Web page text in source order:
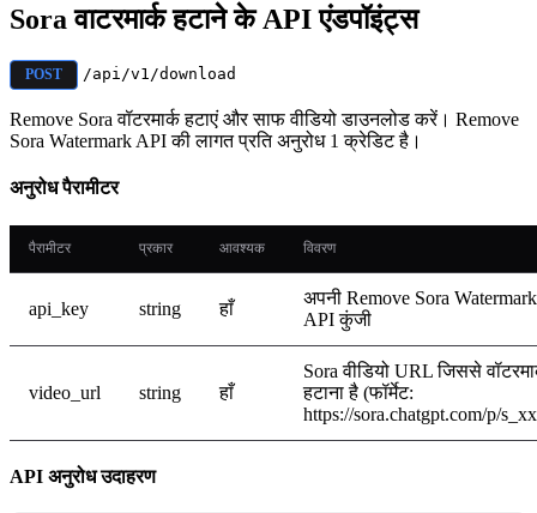
Sora वाटरमार्क हटाने के API एंडपॉइंट्स
POST /api/v1/download
Remove Sora वॉटरमार्क हटाएं और साफ वीडियो डाउनलोड करें। Remove
Sora Watermark API की लागत प्रति अनुरोध 1 क्रेडिट है।
अनुरोध पैरामीटर
पैरामीटर प्रकार आवश्यक विवरण
api_key string हाँ
अपनी Remove Sora Watermark
API कुंजी
video_url string हाँ
Sora वीडियो URL जिससे
हटाना है (फॉर्मेट:
https://sora.chatgpt.com/p/
API अनुरोध उदाहरण